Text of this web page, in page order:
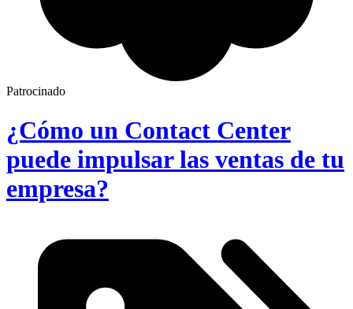
Patrocinado
¿Cómo un Contact Center
puede impulsar las ventas de tu
empresa?